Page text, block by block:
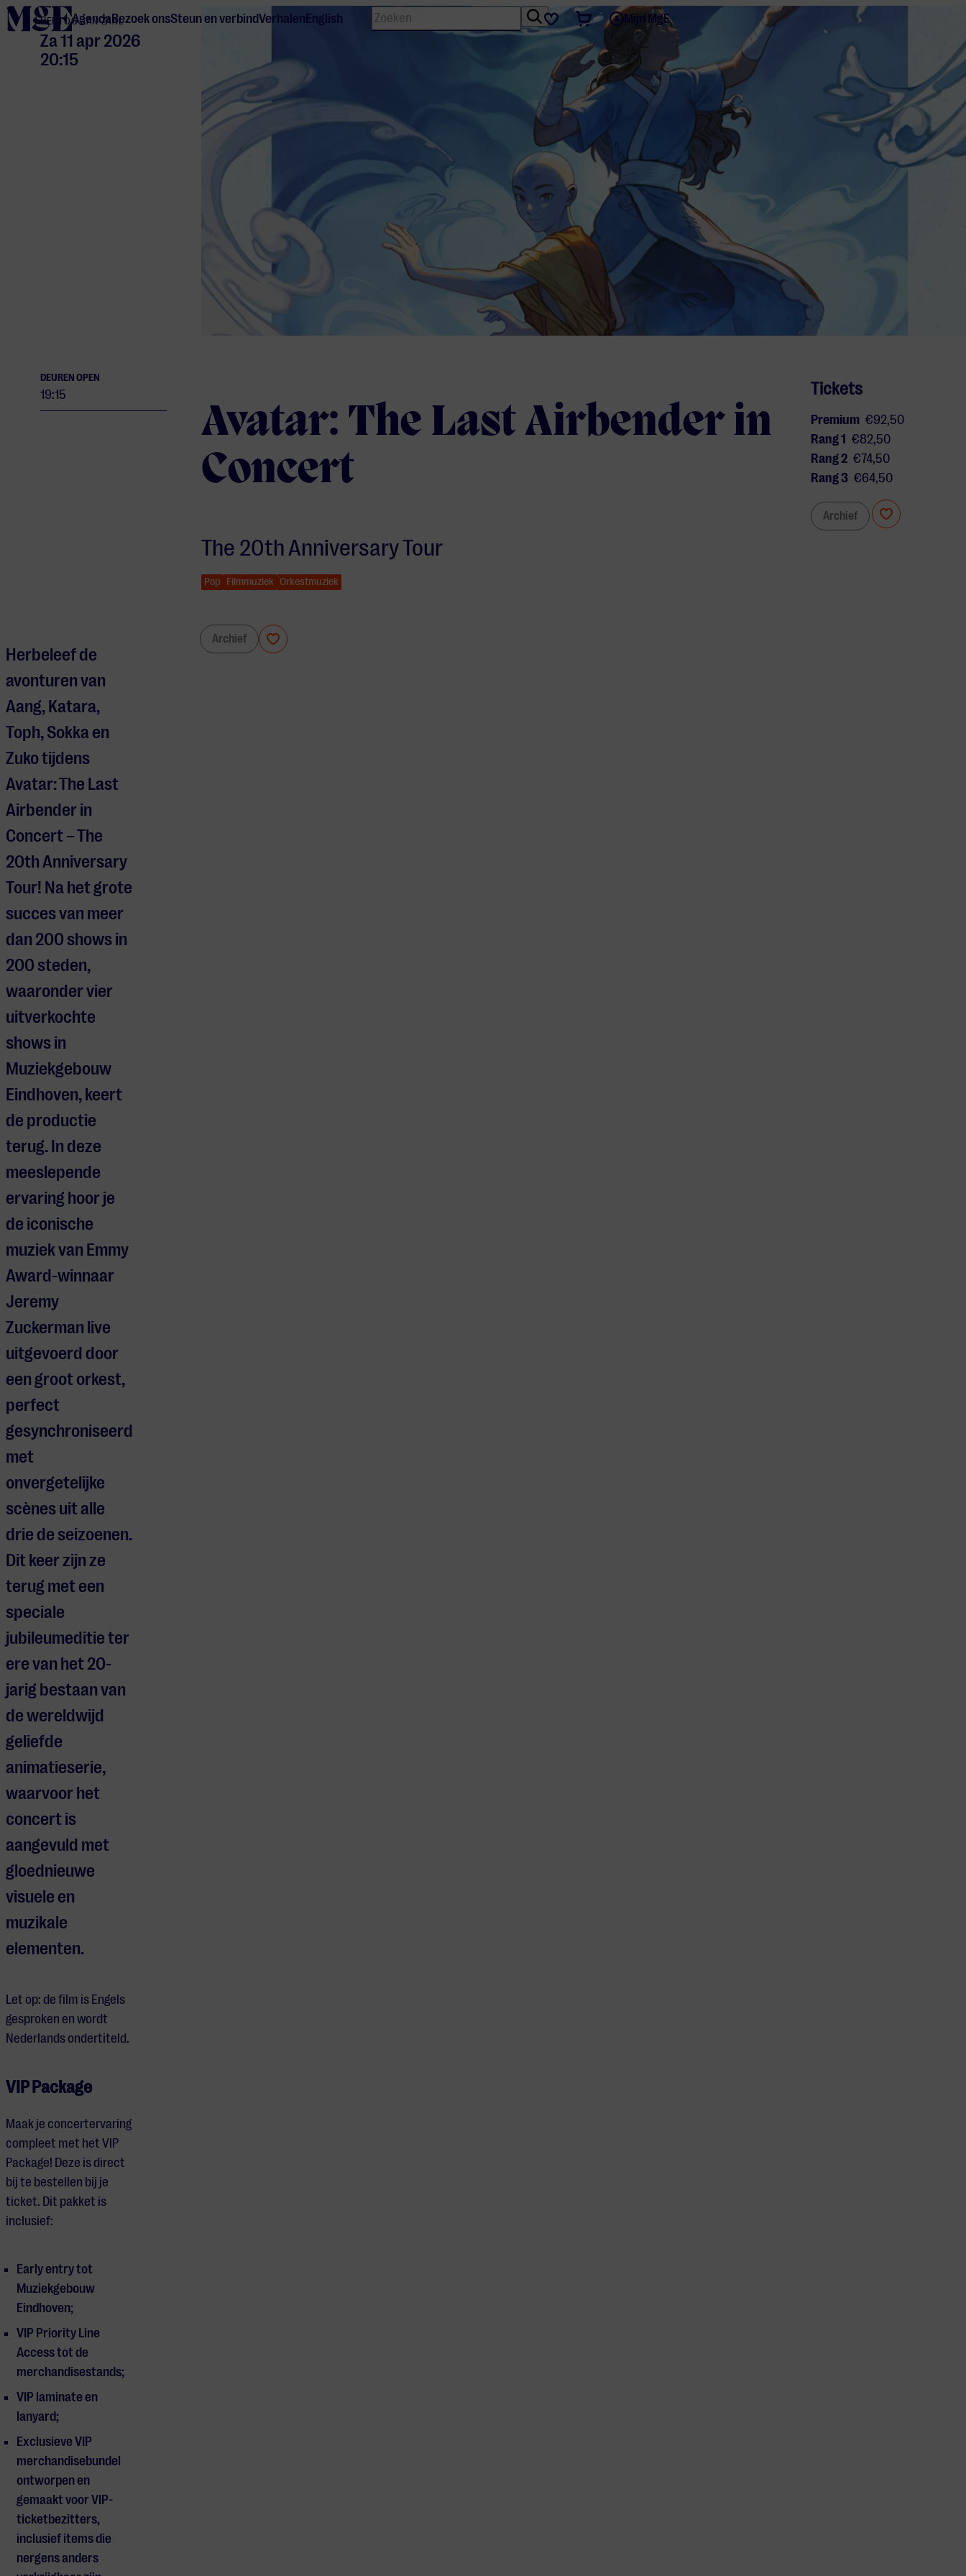
home
AgendaBezoek onsSteun en verbindVerhalen English Zoeken Favorieten
TicketsMijn MgE
HERTOG JAN ZAAL
Za 11 apr 2026
20:15
DEUREN OPEN
19:15
Avatar: The Last Airbender in
Concert
The 20th Anniversary Tour
Pop Filmmuziek Orkestmuziek
Tickets
Premium €92,50
Rang 1 €82,50
Rang 2 €74,50
Rang 3 €64,50
Archief
Archief
Herbeleef de
avonturen van
Aang, Katara,
Toph, Sokka en
Zuko tijdens
Avatar: The Last
Airbender in
Concert – The
20th Anniversary
Tour! Na het grote
succes van meer
dan 200 shows in
200 steden,
waaronder vier
uitverkochte
shows in
Muziekgebouw
Eindhoven, keert
de productie
terug. In deze
meeslepende
ervaring hoor je
de iconische
muziek van Emmy
Award-winnaar
Jeremy
Zuckerman live
uitgevoerd door
een groot orkest,
perfect
gesynchroniseerd
met
onvergetelijke
scènes uit alle
drie de seizoenen.
Dit keer zijn ze
terug met een
speciale
jubileumeditie ter
ere van het 20-
jarig bestaan van
de wereldwijd
geliefde
animatieserie,
waarvoor het
concert is
aangevuld met
gloednieuwe
visuele en
muzikale
elementen.
Let op: de film is Engels
gesproken en wordt
Nederlands ondertiteld.
VIP Package
Maak je concertervaring
compleet met het VIP
Package! Deze is direct
bij te bestellen bij je
ticket. Dit pakket is
inclusief:
Early entry tot
Muziekgebouw
Eindhoven;
VIP Priority Line
Access tot de
merchandisestands;
VIP laminate en
lanyard;
Exclusieve VIP
merchandisebundel
ontworpen en
gemaakt voor VIP-
ticketbezitters,
inclusief items die
nergens anders